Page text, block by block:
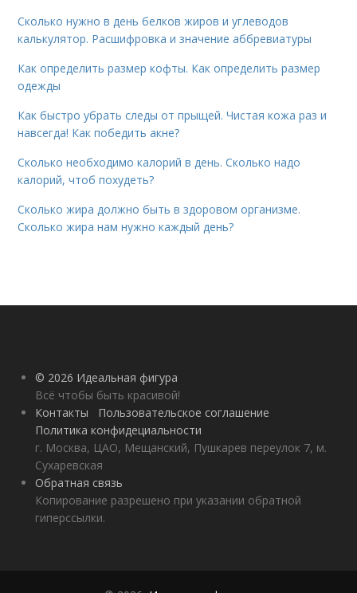
Сколько нужно в день белков жиров и углеводов
калькулятор. Расшифровка и значение аббревиатуры
Как определить размер кофты. Как определить размер
одежды
Как быстро убрать следы от прыщей. Чистая кожа раз и
навсегда! Как победить акне?
Сколько необходимо калорий в день. Сколько надо
калорий, чтоб похудеть?
Сколько жира должно быть в здоровом организме.
Сколько жира нам нужно каждый день?
© 2026 Идеальная фигура
Всё чтобы быть красивой!
Контакты
Пользовательское соглашение
Политика конфидециальности
г. Москва, ЦАО, Мещанский, Пушкарев переулок 7, м.
Сухаревская
Обратная связь
Копирование разрешено при указании обратной
гиперссылки.